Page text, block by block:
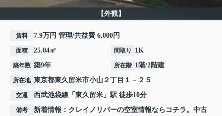
【外観】
賃料 7.9万円 管理/共益費 6,000円
面積 25.04㎡ 間取り 1K
築年数 築9年 所在階 1階/2階建
所在地 東京都東久留米市小山 ２丁目１－２５
交通 西武池袋線 「 東久留米 」駅 徒歩10分
備考
新着情報：クレイノリバーの空室情報ならコチラ。中古